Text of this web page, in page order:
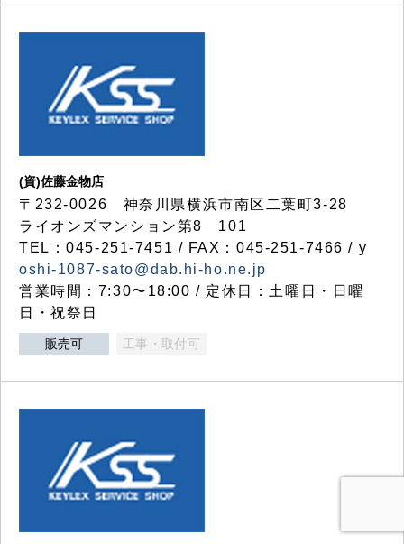
(資)佐藤金物店
〒232-0026 神奈川県横浜市南区二葉町3-28
ライオンズマンション第8 101
TEL：045-251-7451 / FAX：045-251-7466 / y
oshi-1087-sato@dab.hi-ho.ne.jp
営業時間：7:30〜18:00 / 定休日：土曜日・日曜
日・祝祭日
販売可 工事・取付可